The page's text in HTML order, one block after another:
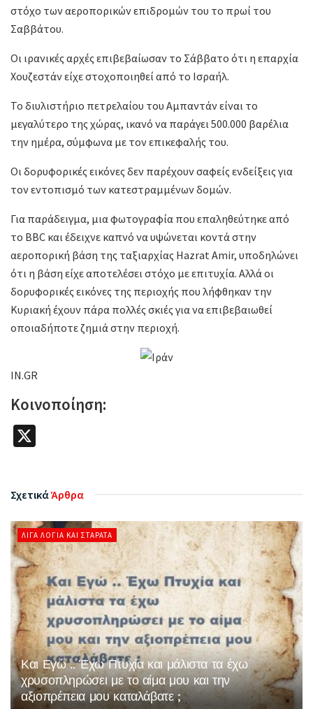
στόχο των αεροπορικών επιδρομών του το πρωί του
Σαββάτου.
Οι ιρανικές αρχές επιβεβαίωσαν το Σάββατο ότι η επαρχία
Χουζεστάν είχε στοχοποιηθεί από το Ισραήλ.
Το διυλιστήριο πετρελαίου του Αμπαντάν είναι το
μεγαλύτερο της χώρας, ικανό να παράγει 500.000 βαρέλια
την ημέρα, σύμφωνα με τον επικεφαλής του.
Οι δορυφορικές εικόνες δεν παρέχουν σαφείς ενδείξεις για
τον εντοπισμό των κατεστραμμένων δομών.
Για παράδειγμα, μια φωτογραφία που επαληθεύτηκε από
το BBC και έδειχνε καπνό να υψώνεται κοντά στην
αεροπορική βάση της ταξιαρχίας Hazrat Amir, υποδηλώνει
ότι η βάση είχε αποτελέσει στόχο με επιτυχία. Αλλά οι
δορυφορικές εικόνες της περιοχής που λήφθηκαν την
Κυριακή έχουν πάρα πολλές σκιές για να επιβεβαιωθεί
οποιαδήποτε ζημιά στην περιοχή.
IN.GR
Κοινοποίηση:
ΣχετικάΆρθρα
ΛΊΓΑ ΛΌΓΙΑ ΚΑΙ ΣΤΑΡΆΤΑ
Και Εγώ .. Έχω Πτυχία και μάλιστα τα έχω
χρυσοπληρώσει με το αίμα μου και την
αξιοπρέπεια μου καταλάβατε ;